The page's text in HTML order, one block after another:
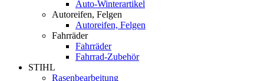
Auto-Winterartikel
Autoreifen, Felgen
Autoreifen, Felgen
Fahrräder
Fahrräder
Fahrrad-Zubehör
STIHL
Rasenbearbeitung